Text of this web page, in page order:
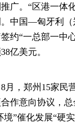
广。“区港一体
中国—匈牙利
约“一总部一中
亿美元。
，郑州15家民
作意向协议，
”催化发展“硬实